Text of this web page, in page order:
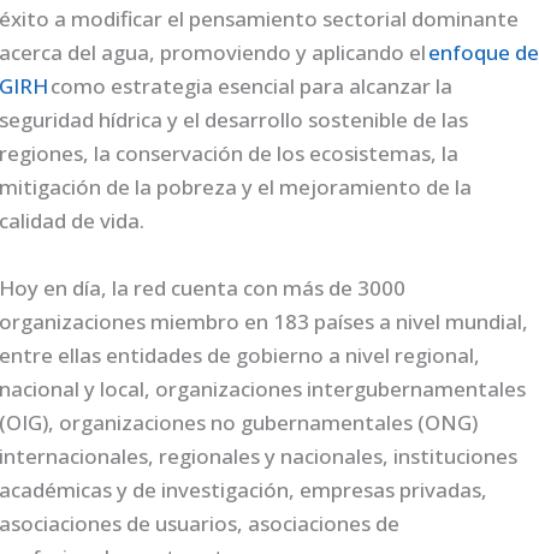
éxito a modificar el pensamiento sectorial dominante
acerca del agua, promoviendo y aplicando elenfoque de
GIRHcomo estrategia esencial para alcanzar la
seguridad hídrica y el desarrollo sostenible de las
regiones, la conservación de los ecosistemas, la
mitigación de la pobreza y el mejoramiento de la
calidad de vida.
Hoy en día, la red cuenta con más de 3000
organizaciones miembro en 183 países a nivel mundial,
entre ellas entidades de gobierno a nivel regional,
nacional y local, organizaciones intergubernamentales
(OIG), organizaciones no gubernamentales (ONG)
internacionales, regionales y nacionales, instituciones
académicas y de investigación, empresas privadas,
asociaciones de usuarios, asociaciones de